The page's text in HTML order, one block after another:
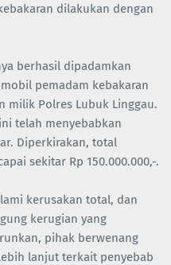
dilakukan dengan
berhasil dipadamkan
pemadam kebakaran
milik Polres Lubuk Linggau.
telah menyebabkan
Diperkirakan, total
sekitar Rp 150.000.000,-.
kerusakan total, dan
kerugian yang
pihak berwenang
lanjut terkait penyebab